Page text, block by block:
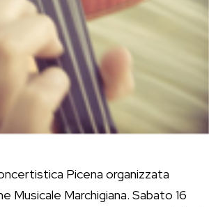
Picena organizzata
Musicale Marchigiana. Sabato 16